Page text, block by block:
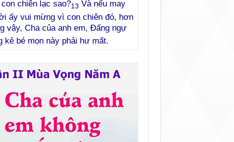
chiên lạc sao?13 Và nếu may
ấy vui mừng vì con chiên đó, hơn
vậy, Cha của anh em, Đấng ngự
kẻ bé mọn này phải hư mất.